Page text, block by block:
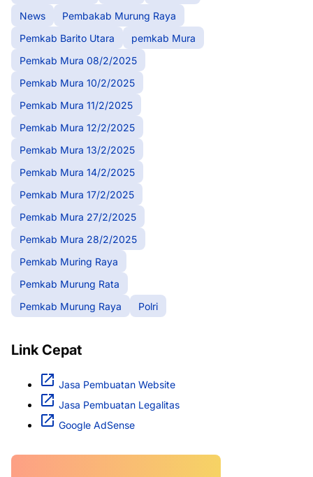
Peringati Hari Kesadaran
Nasional, Polda Kalteng Gelar
Upacara Bendera
April 17, 2026
Peringati Hari Kesadaran
News
Pembakab Murung Raya
Pemkab Barito Utara
pemkab Mura
Pemkab Mura 08/2/2025
Pemkab Mura 10/2/2025
Pemkab Mura 11/2/2025
Pemkab Mura 12/2/2025
Pemkab Mura 13/2/2025
Pemkab Mura 14/2/2025
Pemkab Mura 17/2/2025
Pemkab Mura 27/2/2025
Pemkab Mura 28/2/2025
Pemkab Muring Raya
Pemkab Murung Rata
Pemkab Murung Raya
Polri
Link Cepat
Jasa Pembuatan Website
Jasa Pembuatan Legalitas
Google AdSense